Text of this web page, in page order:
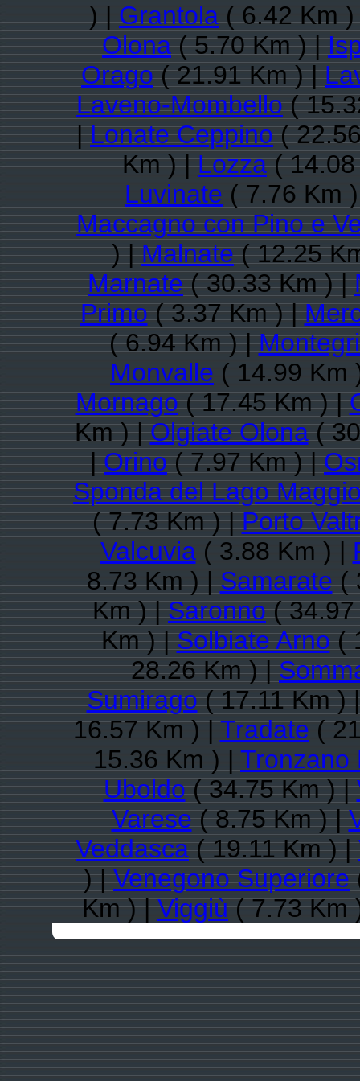
) |Grantola( 6.42 Km
Olona( 5.70 Km ) |
Orago( 21.91 Km ) |
Laveno-Mombello(
|Lonate Ceppino(
Km ) |Lozza(
Luvinate( 7.76 Km
Maccagno con Pino e
) |Malnate( 12.25
Marnate( 30.33 Km ) |
Primo( 3.37 Km ) |
( 6.94 Km ) |
Monvalle( 14.99 Km
Mornago( 17.45 Km ) |
Km ) |Olgiate Olona(
|Orino( 7.97 Km ) |
Sponda del Lago
( 7.73 Km ) |Porto
Valcuvia( 3.88 Km ) |
8.73 Km ) |Samarate(
Km ) |Saronno(
Km ) |Solbiate Arno(
28.26 Km ) |
Sumirago( 17.11 Km )
16.57 Km ) |Tradate(
15.36 Km ) |Tronzano
Uboldo( 34.75 Km ) |
Varese( 8.75 Km ) |
Veddasca( 19.11 Km ) |
) |Venegono Superiore
Km ) |Viggiù( 7.73 Km